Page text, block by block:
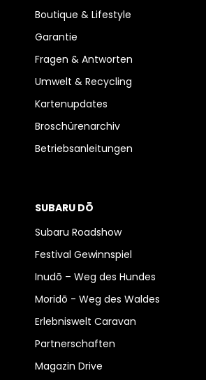
Boutique & Lifestyle
Garantie
Fragen & Antworten
Umwelt & Recycling
Kartenupdates
Broschürenarchiv
Betriebsanleitungen
SUBARU DŌ
Subaru Roadshow
Festival Gewinnspiel
Inudō – Weg des Hundes
Moridō - Weg des Waldes
Erlebniswelt Caravan
Partnerschaften
Magazin Drive